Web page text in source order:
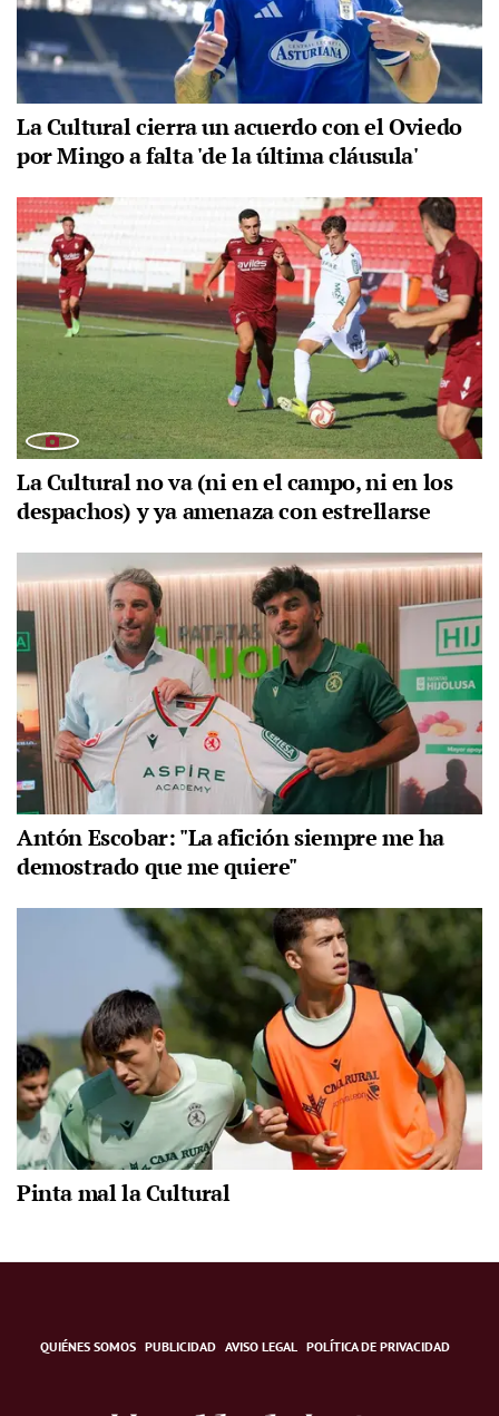
La Cultural cierra un acuerdo con el Oviedo
por Mingo a falta 'de la última cláusula'
La Cultural no va (ni en el campo, ni en los
despachos) y ya amenaza con estrellarse
Antón Escobar: "La afición siempre me ha
demostrado que me quiere"
Pinta mal la Cultural
QUIÉNES SOMOS PUBLICIDAD AVISO LEGAL POLÍTICA DE PRIVACIDAD